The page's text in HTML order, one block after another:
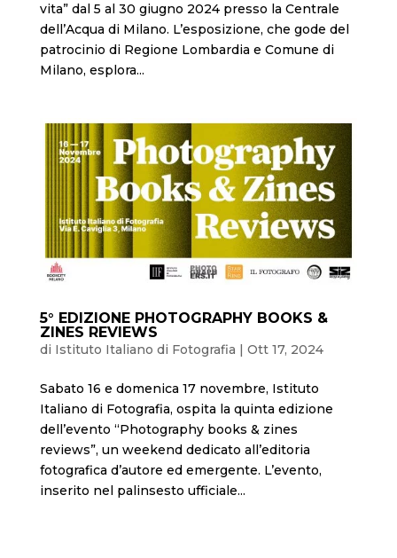
vita” dal 5 al 30 giugno 2024 presso la Centrale
dell’Acqua di Milano. L’esposizione, che gode del
patrocinio di Regione Lombardia e Comune di
Milano, esplora...
5° EDIZIONE PHOTOGRAPHY BOOKS &
ZINES REVIEWS
di Istituto Italiano di Fotografia | Ott 17, 2024
Sabato 16 e domenica 17 novembre, Istituto
Italiano di Fotografia, ospita la quinta edizione
dell’evento “Photography books & zines
reviews”, un weekend dedicato all’editoria
fotografica d’autore ed emergente. L’evento,
inserito nel palinsesto ufficiale...